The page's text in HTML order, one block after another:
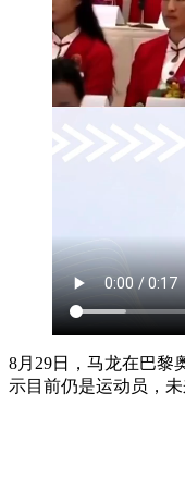
8月29日，马龙在巴黎
示目前仍是运动员，